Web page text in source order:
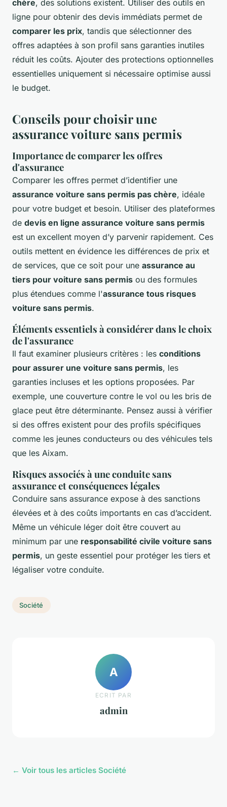
chère, des solutions existent. Utiliser des outils en
ligne pour obtenir des devis immédiats permet de
comparer les prix, tandis que sélectionner des
offres adaptées à son profil sans garanties inutiles
réduit les coûts. Ajouter des protections optionnelles
essentielles uniquement si nécessaire optimise aussi
le budget.
Conseils pour choisir une
assurance voiture sans permis
Importance de comparer les offres
d'assurance
Comparer les offres permet d’identifier une
assurance voiture sans permis pas chère, idéale
pour votre budget et besoin. Utiliser des plateformes
de devis en ligne assurance voiture sans permis
est un excellent moyen d’y parvenir rapidement. Ces
outils mettent en évidence les différences de prix et
de services, que ce soit pour une assurance au
tiers pour voiture sans permis ou des formules
plus étendues comme l'assurance tous risques
voiture sans permis.
Éléments essentiels à considérer dans le choix
de l'assurance
Il faut examiner plusieurs critères : les conditions
pour assurer une voiture sans permis, les
garanties incluses et les options proposées. Par
exemple, une couverture contre le vol ou les bris de
glace peut être déterminante. Pensez aussi à vérifier
si des offres existent pour des profils spécifiques
comme les jeunes conducteurs ou des véhicules tels
que les Aixam.
Risques associés à une conduite sans
assurance et conséquences légales
Conduire sans assurance expose à des sanctions
élevées et à des coûts importants en cas d’accident.
Même un véhicule léger doit être couvert au
minimum par une responsabilité civile voiture sans
permis, un geste essentiel pour protéger les tiers et
légaliser votre conduite.
Société
A
ECRIT PAR
admin
← Voir tous les articles Société